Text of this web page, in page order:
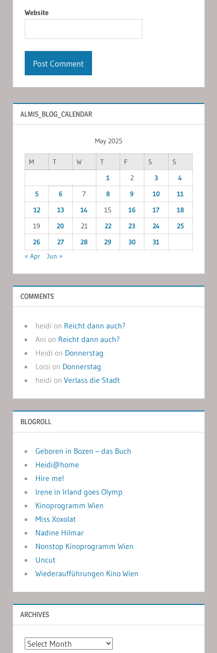
Website
ALMIS_BLOG_CALENDAR
May 2025
M T W T F S
S
1
2 3
4
5
6 7 8 9 10
11
12
13 14 15 16 17
18
19
20 21 22 23 24
25
26
27 28 29 30
31
« Apr
Jun »
COMMENTS
heidi on Reicht dann auch?
Ani on Reicht dann auch?
Heidi on Donnerstag
Loisi on Donnerstag
heidi on Verlass die Stadt
BLOGROLL
Geboren in Bozen – das Buch
Heidi@home
Hire me!
Irene in Irland goes Olymp
Kinoprogramm Wien
Miss Xoxolat
Nadine Hilmar
Nonstop Kinoprogramm Wien
Uncut
Wiederaufführungen Kino Wien
ARCHIVES
Archives